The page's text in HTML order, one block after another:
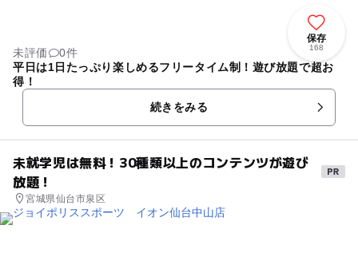
保存
168
未評価
0件
平日は1日たっぷり楽しめるフリータイム制！遊び放題で超お
得！
続きをみる
未就学児は無料！30種類以上のコンテンツが遊び
放題！
宮城県仙台市泉区